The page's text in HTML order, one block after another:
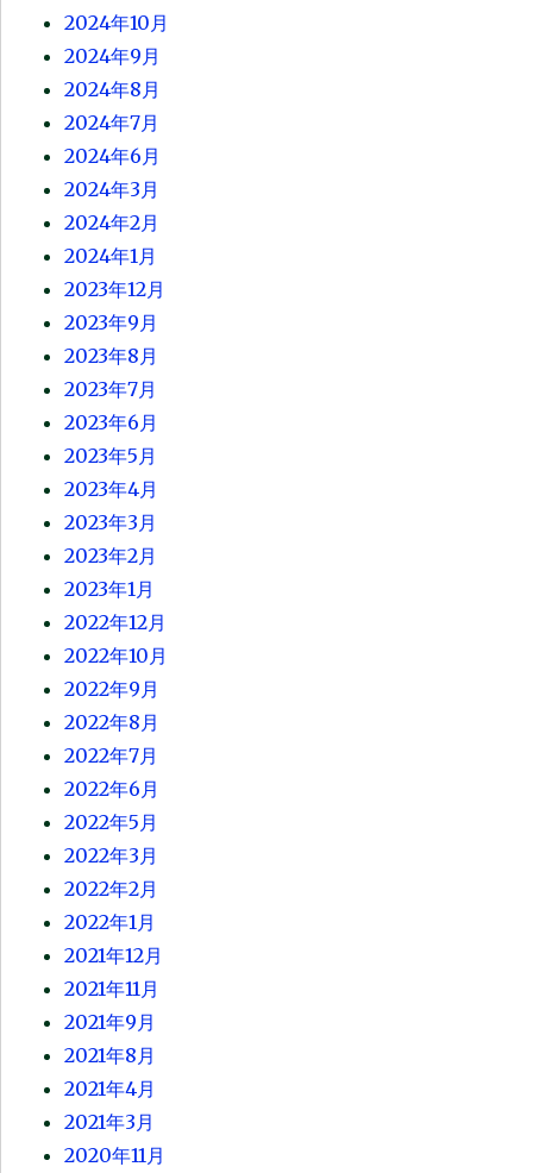
2024年10月
2024年9月
2024年8月
2024年7月
2024年6月
2024年3月
2024年2月
2024年1月
2023年12月
2023年9月
2023年8月
2023年7月
2023年6月
2023年5月
2023年4月
2023年3月
2023年2月
2023年1月
2022年12月
2022年10月
2022年9月
2022年8月
2022年7月
2022年6月
2022年5月
2022年3月
2022年2月
2022年1月
2021年12月
2021年11月
2021年9月
2021年8月
2021年4月
2021年3月
2020年11月